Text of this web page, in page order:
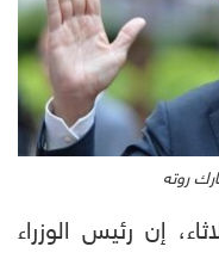
روته
إن رئيس الوزراء